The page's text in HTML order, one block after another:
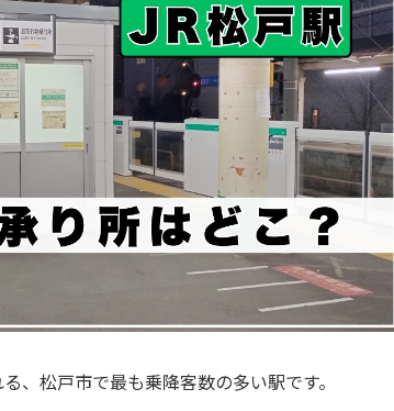
、松戸市で最も乗降客数の多い駅です。